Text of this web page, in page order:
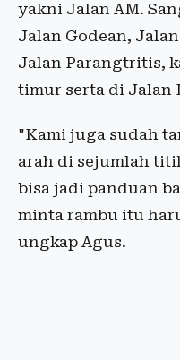
yakni Jalan AM.
Jalan Godean,
Jalan Parangtritis,
timur serta di Jalan
"Kami juga sudah
arah di sejumlah
bisa jadi panduan
minta rambu itu
ungkap Agus.